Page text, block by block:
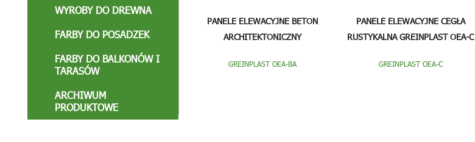
WYROBY DO DREWNA
FARBY DO POSADZEK
FARBY DO BALKONÓW I
TARASÓW
ARCHIWUM
PRODUKTOWE
PANELE ELEWACYJNE BETON
ARCHITEKTONICZNY
GREINPLAST OEA-BA
PANELE ELEWACYJNE CEGŁA
RUSTYKALNA GREINPLAST OEA-C
GREINPLAST OEA-C